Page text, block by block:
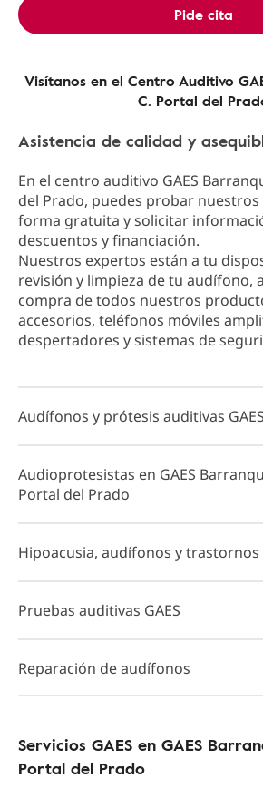
Pide cita
Visítanos en el Centro Auditivo
C. Portal del
Asistencia de calidad y
En el centro auditivo GAES
del Prado, puedes probar
forma gratuita y solicitar
descuentos y financiación.
Nuestros expertos están a tu
revisión y limpieza de tu audífono,
compra de todos nuestros
accesorios, teléfonos móviles
despertadores y sistemas de
Audífonos y prótesis auditivas GAES
Audioprotesistas en GAES
Portal del Prado
Hipoacusia, audífonos y trastornos
Pruebas auditivas GAES
Reparación de audífonos
Servicios GAES en GAES
Portal del Prado